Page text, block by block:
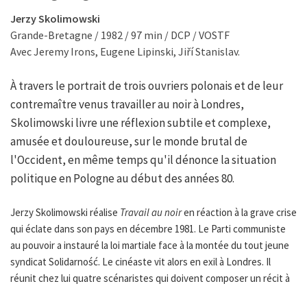
Jerzy Skolimowski
Grande-Bretagne / 1982 / 97 min / DCP / VOSTF
Avec Jeremy Irons, Eugene Lipinski, Jiří Stanislav.
À travers le portrait de trois ouvriers polonais et de leur
contremaître venus travailler au noir à Londres,
Skolimowski livre une réflexion subtile et complexe,
amusée et douloureuse, sur le monde brutal de
l'Occident, en même temps qu'il dénonce la situation
politique en Pologne au début des années 80.
Jerzy Skolimowski réalise Travail au noiren réaction à la grave crise
qui éclate dans son pays en décembre 1981. Le Parti communiste
au pouvoir a instauré la loi martiale face à la montée du tout jeune
syndicat Solidarność. Le cinéaste vit alors en exil à Londres. Il
réunit chez lui quatre scénaristes qui doivent composer un récit à